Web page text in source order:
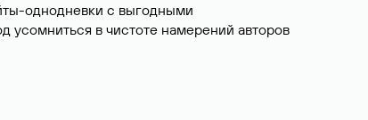
однодневки с выгодными
усомниться в чистоте намерений авторов